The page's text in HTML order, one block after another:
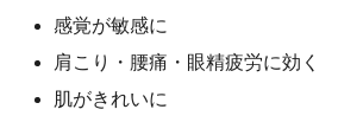
感覚が敏感に
肩こり・腰痛・眼精疲労に効く
肌がきれいに